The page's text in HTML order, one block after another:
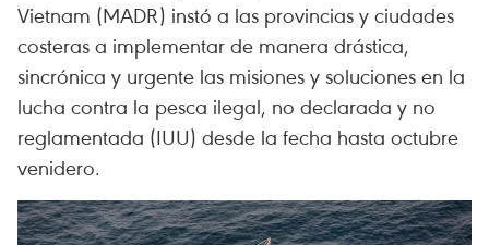
Vietnam (MADR) instó a las provincias y ciudades
costeras a implementar de manera drástica,
sincrónica y urgente las misiones y soluciones en la
lucha contra la pesca ilegal, no declarada y no
reglamentada (IUU) desde la fecha hasta octubre
venidero.